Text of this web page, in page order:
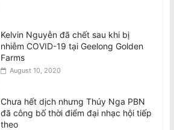
Kelvin Nguyễn đã chết sau khi bị
nhiễm COVID-19 tại Geelong Golden
Farms
August 10, 2020
Chưa hết dịch nhưng Thúy Nga PBN
đã công bố thời điểm đại nhạc hội tiếp
theo